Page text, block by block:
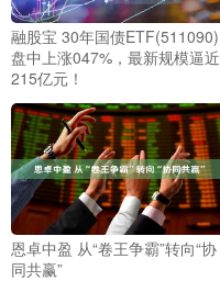
融股宝 30年国债ETF(511090)
盘中上涨047%，最新规模逼近
215亿元！
恩卓中盈 从“卷王争霸”转向“协
同共赢”